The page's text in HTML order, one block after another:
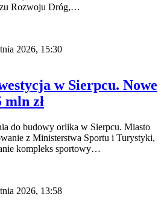
Rozwoju Dróg,…
2026, 15:30
w Sierpcu. Nowe
mln zł
do budowy orlika w Sierpcu. Miasto
z Ministerstwa Sportu i Turystyki,
kompleks sportowy…
2026, 13:58